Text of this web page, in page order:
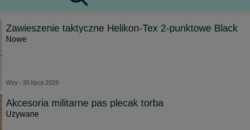
Zawieszenie taktyczne Helikon-Tex 2-punktowe Black
Nowe
Wiry - 30 lipca 2026
Akcesoria militarne pas plecak torba
Używane